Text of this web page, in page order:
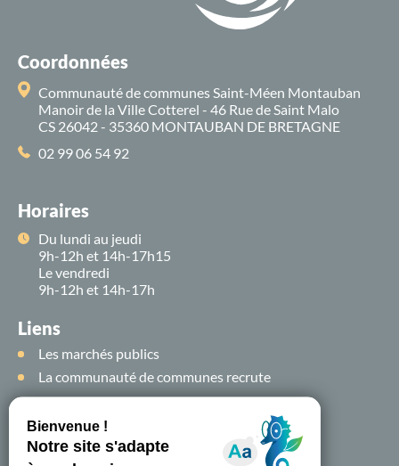
Coordonnées
Communauté de communes Saint-Méen Montauban
Manoir de la Ville Cotterel - 46 Rue de Saint Malo
CS 26042 - 35360 MONTAUBAN DE BRETAGNE
02 99 06 54 92
Horaires
Du lundi au jeudi
9h-12h et 14h-17h15
Le vendredi
9h-12h et 14h-17h
Liens
Les marchés publics
La communauté de communes recrute
Suivez-nous sur
les